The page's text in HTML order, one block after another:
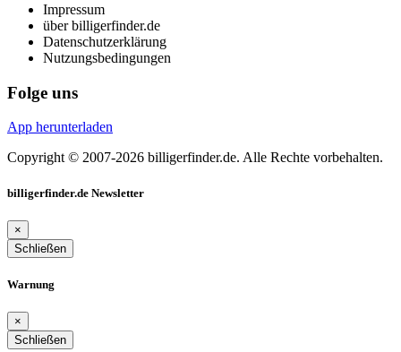
Impressum
über billigerfinder.de
Datenschutzerklärung
Nutzungsbedingungen
Folge uns
App herunterladen
Copyright © 2007-2026 billigerfinder.de. Alle Rechte vorbehalten.
billigerfinder.de Newsletter
×
Schließen
Warnung
×
Schließen